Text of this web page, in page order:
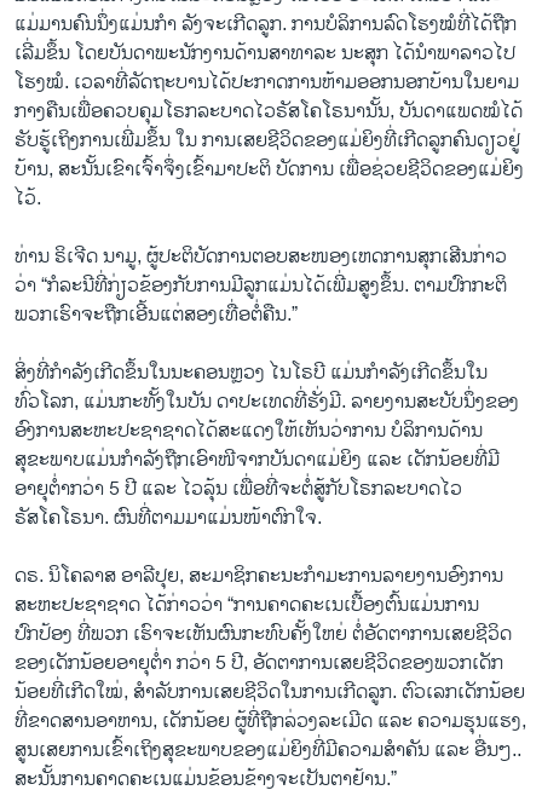
ແມ່ມານຄົນນຶ່ງແມ່ນກຳ ລັງຈະເກີດລູກ. ການບໍລິການລົດໂຮງໝໍທີ່ໄດ້ຖືກ
ເລີ່ມຂຶ້ນ ໂດຍບັນດາພະນັກງານດ້ານສາທາລະ ນະສຸກ ໄດ້ນຳພາລາວໄປ
ໂຮງໝໍ. ເວລາທີ່ລັດຖະບານໄດ້ປະກາດການຫ້າມອອກນອກບ້ານໃນຍາມ
ກາງຄືນເພື່ອຄວບຄຸມໂຣກລະບາດໄວຣັສໂຄໂຣນານັ້ນ, ບັນດາແພດໝໍໄດ້
ຮັບຮູ້ເຖິງການເພີ່ມຂຶ້ນ ໃນ ການເສຍຊີວິດຂອງແມ່ຍິງທີ່ເກີດລູກຄົນດຽວຢູ່
ບ້ານ, ສະນັ້ນເຂົາເຈົ້າຈຶ່ງເຂົ້າມາປະຕິ ບັດການ ເພື່ອຊ່ວຍຊີວິດຂອງແມ່ຍິງ
ໄວ້.
ທ່ານ ຣິເຈີດ ນາມູ, ຜູ້ປະຕິບັດການຕອບສະໜອງເຫດການສຸກເສີນກ່າວ
ວ່າ “ກໍລະນີທີ່ກ່ຽວຂ້ອງກັບການມີລູກແມ່ນໄດ້ເພີ່ມສູງຂຶ້ນ. ຕາມປົກກະຕິ
ພວກເຮົາຈະຖືກເອີ້ນແຕ່ສອງເທື່ອຕໍ່ຄືນ.”
ສິ່ງທີ່ກຳລັງເກີດຂຶ້ນໃນນະຄອນຫຼວງ ໄນໂຣບີ ແມ່ນກຳລັງເກີດຂຶ້ນໃນ
ທົ່ວໂລກ, ແມ່ນກະທັ້ງໃນບັນ ດາປະເທດທີ່ຮັ່ງມີ. ລາຍງານສະບັບນຶ່ງຂອງ
ອົງການສະຫະປະຊາຊາດໄດ້ສະແດງໃຫ້ເຫັນວ່າການ ບໍລິການດ້ານ
ສຸຂະພາບແມ່ນກຳລັງຖືກເອົາໜີຈາກບັນດາແມ່ຍິງ ແລະ ເດັກນ້ອຍທີ່ມີ
ອາຍຸຕໍ່າກວ່າ 5 ປີ ແລະ ໄວລຸ້ນ ເພື່ອທີ່ຈະຕໍ່ສູ້ກັບໂຣກລະບາດໄວ
ຣັສໂຄໂຣນາ. ຜົນທີ່ຕາມມາແມ່ນໜ້າຕົກໃຈ.
ດຣ. ນິໂຄລາສ ອາລີປຸຍ, ສະມາຊິກຄະນະກຳມະການລາຍງານອົງການ
ສະຫະປະຊາຊາດ ໄດ້ກ່າວວ່າ “ການຄາດຄະເນເບື້ອງຕົ້ນແມ່ນການ
ປົກປ້ອງ ທີ່ພວກ ເຮົາຈະເຫັນຜົນກະທົບຄັ້ງໃຫຍ່ ຕໍ່ອັດຕາການເສຍຊີວິດ
ຂອງເດັກນ້ອຍອາຍຸຕໍ່າ ກວ່າ 5 ປີ, ອັດຕາການເສຍຊີວິດຂອງພວກເດັກ
ນ້ອຍທີ່ເກີດໃໝ່, ສຳລັບການເສຍຊີວິດໃນການເກີດລູກ. ຕົວເລກເດັກນ້ອຍ
ທີ່ຂາດສານອາຫານ, ເດັກນ້ອຍ ຜູ້ທີ່ຖືກລ່ວງລະເມີດ ແລະ ຄວາມຮຸນແຮງ,
ສູນເສຍການເຂົ້າເຖິງສຸຂະພາບຂອງແມ່ຍິງທີ່ມີຄວາມສຳຄັນ ແລະ ອື່ນໆ..
ສະນັ້ນການຄາດຄະເນແມ່ນຂ້ອນຂ້າງຈະເປັນຕາຢ້ານ.”